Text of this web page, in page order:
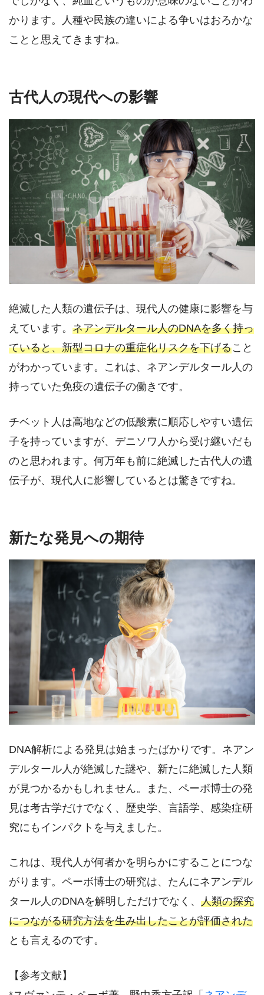
かります。人種や民族の違いによる争いはおろかな
ことと思えてきますね。
古代人の現代への影響
絶滅した人類の遺伝子は、現代人の健康に影響を与
えています。 ネアンデルタール人のDNAを多く持っ
ていると、新型コロナの重症化リスクを下げること
がわかっています。これは、ネアンデルタール人の
持っていた免疫の遺伝子の働きです。
チベット人は高地などの低酸素に順応しやすい遺伝
子を持っていますが、デニソワ人から受け継いだも
のと思われます。何万年も前に絶滅した古代人の遺
伝子が、現代人に影響しているとは驚きですね。
新たな発見への期待
DNA解析による発見は始まったばかりです。ネアン
デルタール人が絶滅した謎や、新たに絶滅した人類
が見つかるかもしれません。また、ペーボ博士の発
見は考古学だけでなく、歴史学、言語学、感染症研
究にもインパクトを与えました。
これは、現代人が何者かを明らかにすることにつな
がります。ペーボ博士の研究は、たんにネアンデル
タール人のDNAを解明しただけでなく、 人類の探究
につながる研究方法を生み出したことが評価された
とも言えるのです。
【参考文献】